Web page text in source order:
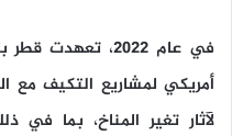
أمريكي لمشاريع التكيف مع
لآثار تغير المناخ، بما في